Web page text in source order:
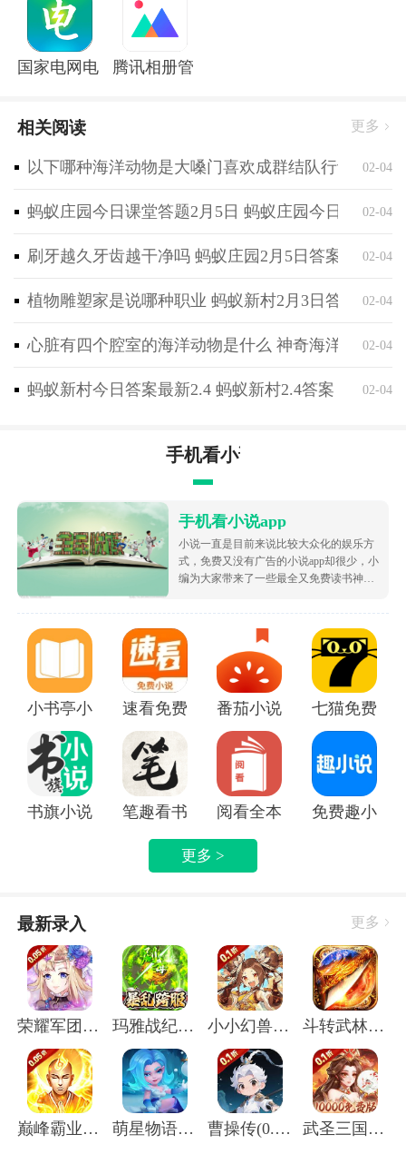
4、用户可以直接支持自己喜爱的艺人，购买他们的音
乐作品、周边商品等，为艺人提供实质性的支持和鼓
励。
国家电网电e宝官方版腾讯相册管家app
相关阅读 更多
以下哪种海洋动物是大嗓门喜欢成群结队行动 神奇
02-04
蚂蚁庄园今日课堂答题2月5日 蚂蚁庄园今日课堂答
02-04
刷牙越久牙齿越干净吗 蚂蚁庄园2月5日答案最新02-04
植物雕塑家是说哪种职业 蚂蚁新村2月3日答案最新
02-04
心脏有四个腔室的海洋动物是什么 神奇海洋2月4日
02-04
蚂蚁新村今日答案最新2.4 蚂蚁新村2.4答案 02-04
手机看小说app
手机看小说app
小说一直是目前来说比较大众化的娱乐方
式，免费又没有广告的小说app却很少，小
编为大家带来了一些最全又免费读书神
小说资源，都很根据市场受欢迎的热度为
大家排序的哦，致力于带给大家好用的追
书软件！
小书亭小说 速看免费小说app番茄小说免费版下载安装
七猫免费阅
书旗小说APP笔趣看书小说app阅看全本免费小说APP
免费趣小说
更多 >
最新录入 更多
荣耀军团(0.05折主宰天命) 玛雅战纪(屠魔沉默专属) 小小幻兽录(虎踞中原0.1折) 斗转武林(圣金专属单职业)
巅峰霸业(封神榜0.05折) 萌星物语(登录送5星英雄) 曹操传(0.1折送终身元宝卡) 武圣三国(0.1无限代金免费版)